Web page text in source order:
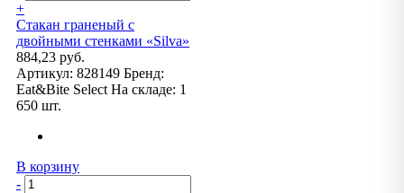
+
Стакан граненый с
двойными стенками «Silva»
884,23 руб.
Артикул: 828149 Бренд:
Eat&Bite Select На складе: 1
650 шт.
В корзину
-